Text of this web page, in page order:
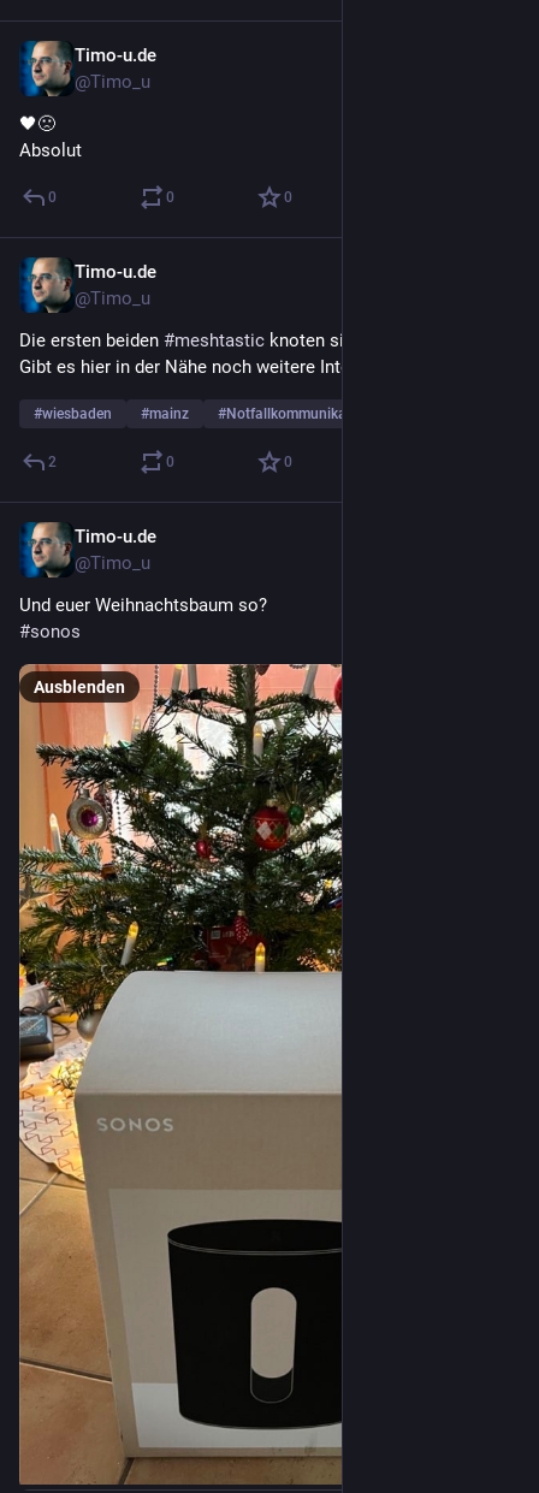
Timo-u.de
@Timo_u
🖤🙁
Absolut
0 0 0
Timo-u.de
@Timo_u
Die ersten beiden #meshtastic knoten sind am laufen.
Gibt es hier in der Nähe noch weitere Interessenten?
#wiesbaden #mainz #Notfallkommunikation
2 0 0
Timo-u.de
@Timo_u
Und euer Weihnachtsbaum so?
#sonos
Ausblenden